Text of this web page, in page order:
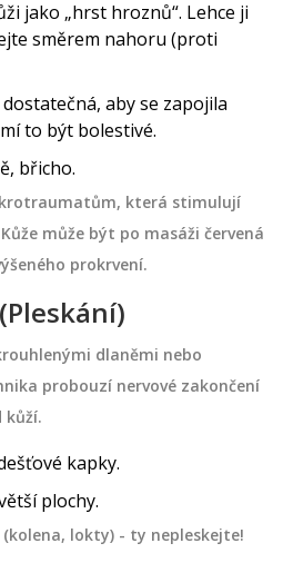
jako „hrst hroznů“. Lehce ji
směrem nahoru (proti
aby se zapojila
to být bolestivé.
břicho.
která stimulují
může být po masáži červená
prokrvení.
dlaněmi nebo
probouzí nervové zakončení
kůží.
kapky.
plochy.
lokty) - ty nepleskejte!